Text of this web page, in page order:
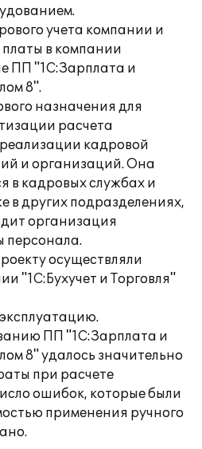
учета компании и
в компании
ПП "1С:Зарплата и
8".
назначения для
расчета
кадровой
и организаций. Она
в кадровых службах и
в других подразделениях,
организация
персонала.
осуществляли
"1С:Бухучет и Торговля"
ПП "1С:Зарплата и
8" удалось значительно
при расчете
ошибок, которые были
применения ручного